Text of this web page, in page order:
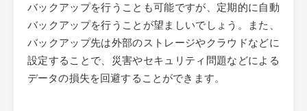
バックアップを行うことも可能ですが、定期的に自動
バックアップを行うことが望ましいでしょう。また、
バックアップ先は外部のストレージやクラウドなどに
設定することで、災害やセキュリティ問題などによる
データの損失を回避することができます。